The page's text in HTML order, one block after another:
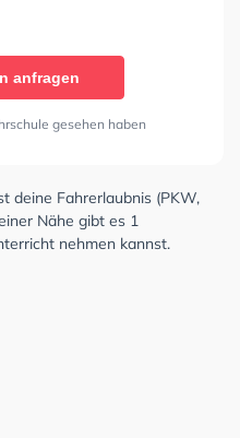
anfragen
gesehen haben
deine Fahrerlaubnis (PKW,
Nähe gibt es 1
nehmen kannst.